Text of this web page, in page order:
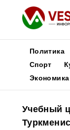
Новости
Медиа
Афиша
Политика
Спорт
Экономика
Учебный